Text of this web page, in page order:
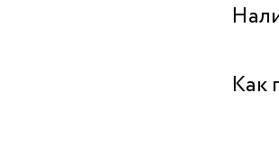
Бутик
Как